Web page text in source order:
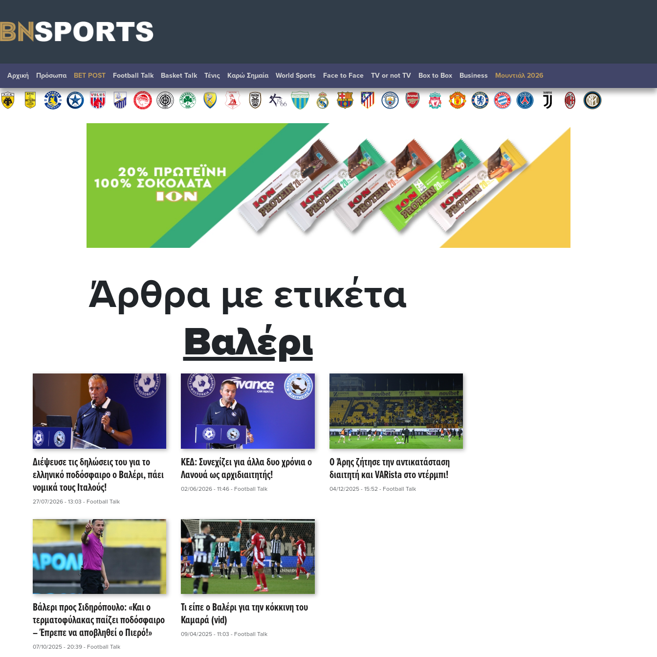
Αρχική Πρόσωπα BET POST Football Talk Basket Talk Τένις Καρώ Σημαία World Sports Face to Face TV or not TV Box to Box Βusiness Μουντιάλ 2026
Άρθρα με ετικέτα
Βαλέρι
Διέψευσε τις δηλώσεις του για το
ελληνικό ποδόσφαιρο ο Βαλέρι, πάει
νομικά τους Ιταλούς!
27/07/2026 - 13:03 - Football Talk
ΚΕΔ: Συνεχίζει για άλλα δυο χρόνια ο
Λανουά ως αρχιδιαιτητής!
02/06/2026 - 11:46 - Football Talk
Ο Άρης ζήτησε την αντικατάσταση
διαιτητή και VARista στο ντέρμπι!
04/12/2025 - 15:52 - Football Talk
Βάλερι προς Σιδηρόπουλο: «Και ο
τερματοφύλακας παίζει ποδόσφαιρο
– Έπρεπε να αποβληθεί ο Πιερό!»
07/10/2025 - 20:39 - Football Talk
Τι είπε ο Βαλέρι για την κόκκινη του
Καμαρά (vid)
09/04/2025 - 11:03 - Football Talk